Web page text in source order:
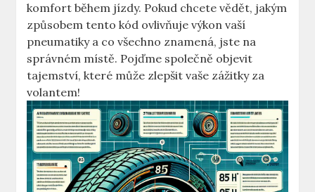
komfort během jízdy. Pokud chcete vědět, jakým
způsobem tento kód ovlivňuje výkon vaší
pneumatiky a co všechno znamená, jste na
správném místě. Pojďme společně objevit
tajemství, které může zlepšit vaše zážitky za
volantem!